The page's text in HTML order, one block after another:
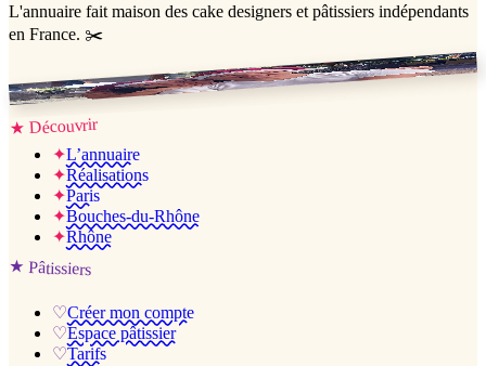
L'annuaire fait maison des cake designers et pâtissiers indépendants
en France. ✂️
Jessica & Jérémy ♡
★ Découvrir
✦L’annuaire
✦Réalisations
✦Paris
✦Bouches-du-Rhône
✦Rhône
★ Pâtissiers
♡Créer mon compte
♡Espace pâtissier
♡Tarifs